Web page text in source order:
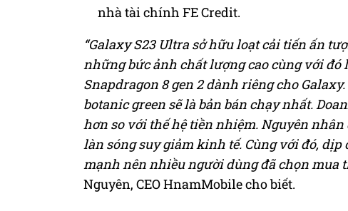
nhà tài chính FE Credit.
“Galaxy S23 Ultra sở hữu loạt cải tiến ấn
những bức ảnh chất lượng cao cùng với
Snapdragon 8 gen 2 dành riêng cho
botanic green sẽ là bản bán chạy nhất.
hơn so với thế hệ tiền nhiệm. Nguyên
làn sóng suy giảm kinh tế. Cùng với đó, dịp
mạnh nên nhiều người dùng đã chọn mua
Nguyên, CEO HnamMobile cho biết.